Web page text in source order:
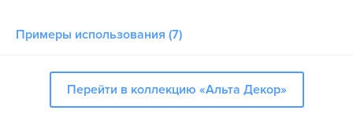
Примеры использования (7)
Перейти в коллекцию «Альта Декор»